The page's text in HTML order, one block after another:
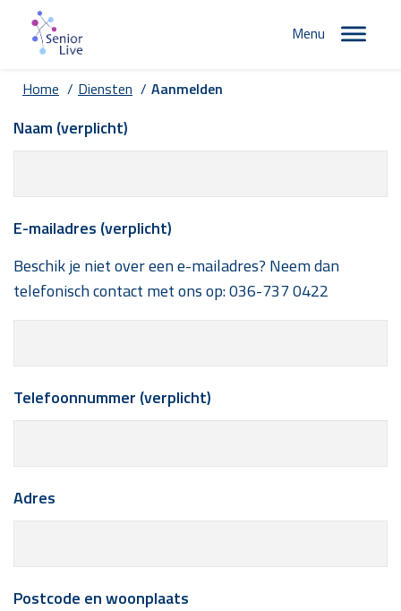
Menu
Home / Diensten / Aanmelden
Naam (verplicht)
E-mailadres (verplicht)
Beschik je niet over een e-mailadres? Neem dan
telefonisch contact met ons op:036-737 0422
Telefoonnummer (verplicht)
Adres
Postcode en woonplaats